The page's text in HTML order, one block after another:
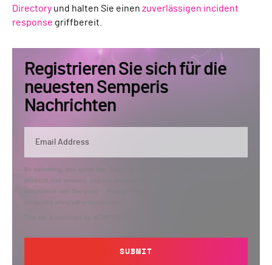
Directory und halten Sie einen zuverlässigen incident
response griffbereit.
Registrieren Sie sich für die
neuesten Semperis
Nachrichten
By submitting, you agree that Semperis may send you information regarding its
products and services, and use and process your personal information in
accordance with Semperis’
contacting privacy@semperis.com.
SUBMIT